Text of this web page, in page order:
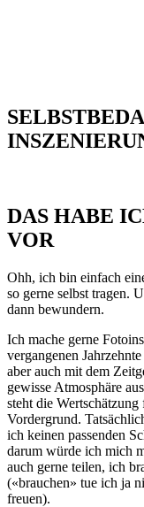
DAS HABE
VOR
Ohh, ich bin einfach
so gerne selbst tragen.
dann bewundern.
Ich mache gerne
vergangenen
aber auch mit dem
gewisse Atmosphäre
steht die
Vordergrund.
ich keinen passenden
darum würde ich mich
auch gerne teilen, ich
(«brauchen» tue ich ja
freuen).